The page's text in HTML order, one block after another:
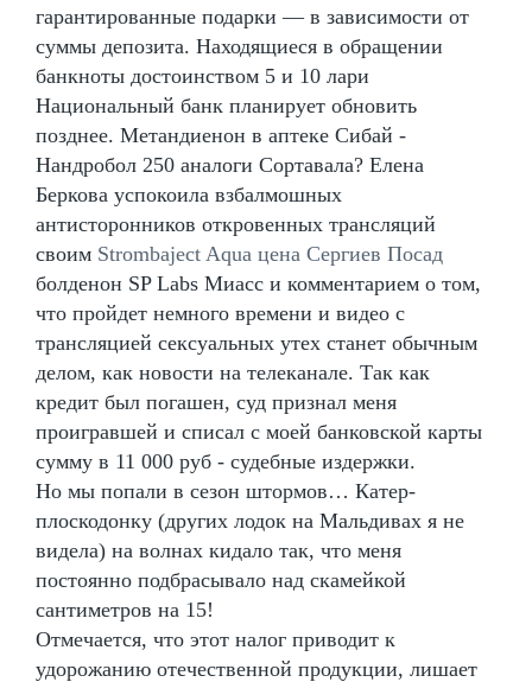
гарантированные подарки — в зависимости от
суммы депозита. Находящиеся в обращении
банкноты достоинством 5 и 10 лари
Национальный банк планирует обновить
позднее. Метандиенон в аптеке Сибай -
Нандробол 250 аналоги Сортавала? Елена
Беркова успокоила взбалмошных
антисторонников откровенных трансляций
своим Strombaject Aqua цена Сергиев Посад
болденон SP Labs Миасс и комментарием о том,
что пройдет немного времени и видео с
трансляцией сексуальных утех станет обычным
делом, как новости на телеканале. Так как
кредит был погашен, суд признал меня
проигравшей и списал с моей банковской карты
сумму в 11 000 руб - судебные издержки.
Но мы попали в сезон штормов… Катер-
плоскодонку (других лодок на Мальдивах я не
видела) на волнах кидало так, что меня
постоянно подбрасывало над скамейкой
сантиметров на 15!
Отмечается, что этот налог приводит к
удорожанию отечественной продукции, лишает